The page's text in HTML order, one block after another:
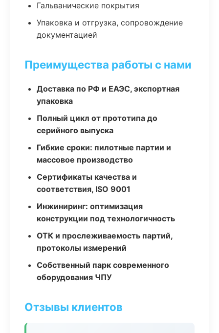
Гальванические покрытия
Упаковка и отгрузка, сопровождение
документацией
Преимущества работы с нами
Доставка по РФ и ЕАЭС, экспортная
упаковка
Полный цикл от прототипа до
серийного выпуска
Гибкие сроки: пилотные партии и
массовое производство
Сертификаты качества и
соответствия, ISO 9001
Инжиниринг: оптимизация
конструкции под технологичность
ОТК и прослеживаемость партий,
протоколы измерений
Собственный парк современного
оборудования ЧПУ
Отзывы клиентов